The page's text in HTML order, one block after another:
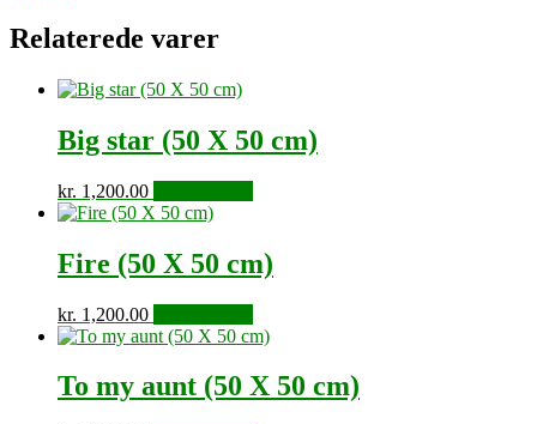
cm)
antal
Relaterede varer
Big star (50 X 50 cm)
kr. 1,200.00
Fire (50 X 50 cm)
kr. 1,200.00
To my aunt (50 X 50 cm)